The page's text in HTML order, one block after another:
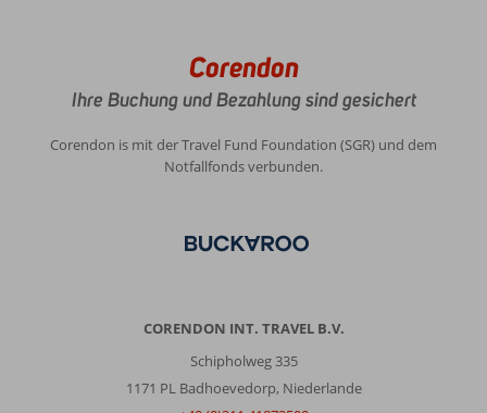
Corendon
Ihre Buchung und Bezahlung sind gesichert
Corendon is mit der Travel Fund Foundation (SGR) und dem
Notfallfonds verbunden.
CORENDON INT. TRAVEL B.V.
Schipholweg 335
1171 PL Badhoevedorp, Niederlande